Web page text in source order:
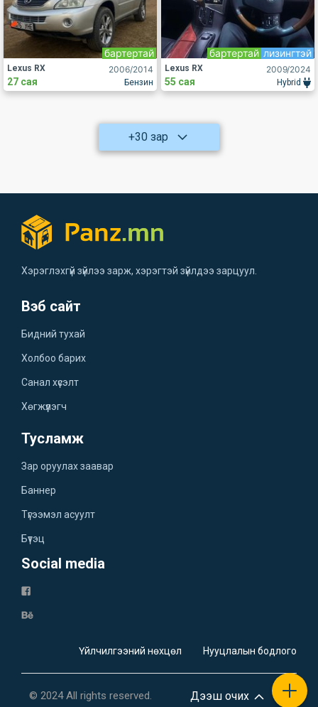
2006/2014
Бензин
бартертай
Lexus RX
27 сая
2009/2024
Hybrid
лизингтэй
бартертай
Lexus RX
55 сая
+30 зар
Хэрэглэхгүй зүйлээ зарж, хэрэгтэй зүйлдээ зарцуул.
Вэб сайт
Бидний тухай
Холбоо барих
Санал хүсэлт
Хөгжүүлэгч
Тусламж
Зар оруулах заавар
Баннер
Түгээмэл асуулт
Бүтэц
Social media
Үйлчилгээний нөхцөл Нууцлалын бодлого
© 2024 All rights reserved. Дээш очих